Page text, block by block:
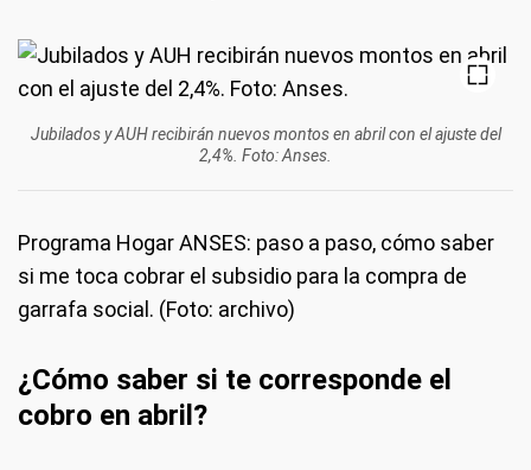
Jubilados y AUH recibirán nuevos montos en abril con el ajuste del
2,4%. Foto: Anses.
Programa Hogar ANSES: paso a paso, cómo saber
si me toca cobrar el subsidio para la compra de
garrafa social. (Foto: archivo)
¿Cómo saber si te corresponde el
cobro en abril?